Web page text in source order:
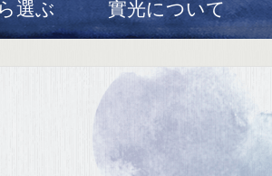
選ぶ 實光について